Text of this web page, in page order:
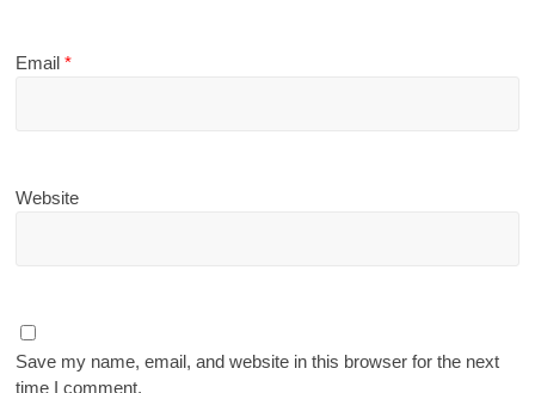
Email*
Website
Save my name, email, and website in this browser for the next
time I comment.